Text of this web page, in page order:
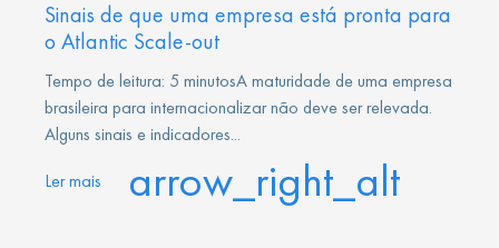
Sinais de que uma empresa está pronta para
o Atlantic Scale-out
Tempo de leitura: 5 minutosA maturidade de uma empresa
brasileira para internacionalizar não deve ser relevada.
Alguns sinais e indicadores...
Ler mais arrow_right_alt